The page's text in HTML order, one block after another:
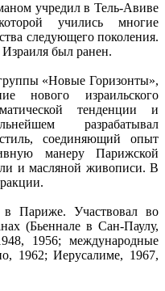
учредил в Тель-Авиве
учились многие
следующего поколения.
был ранен.
«Новые Горизонты»,
нового израильского
тенденции и
разрабатывал
соединяющий опыт
манеру Парижской
и масляной живописи. В
Париже. Участвовал во
(Бьеннале в Сан-Паулу,
1956; международные
1962; Иерусалиме, 1967,